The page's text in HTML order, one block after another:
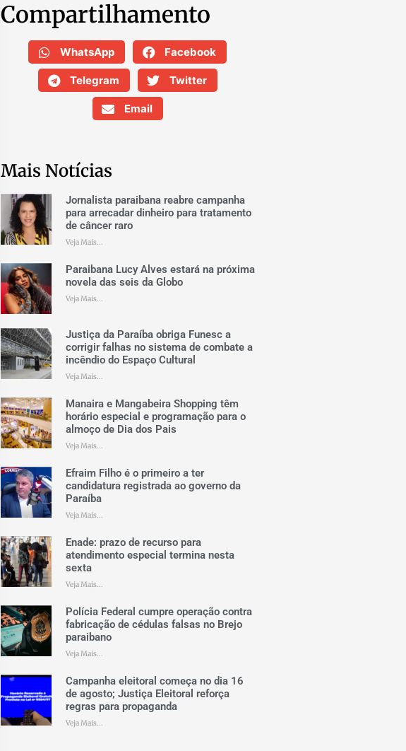
Compartilhamento
WhatsApp Facebook
Telegram Twitter
Email
Mais Notícias
Jornalista paraibana reabre campanha
para arrecadar dinheiro para tratamento
de câncer raro
Veja Mais...
Paraibana Lucy Alves estará na próxima
novela das seis da Globo
Veja Mais...
Justiça da Paraíba obriga Funesc a
corrigir falhas no sistema de combate a
incêndio do Espaço Cultural
Veja Mais...
Manaira e Mangabeira Shopping têm
horário especial e programação para o
almoço de Dia dos Pais
Veja Mais...
Efraim Filho é o primeiro a ter
candidatura registrada ao governo da
Paraíba
Veja Mais...
Enade: prazo de recurso para
atendimento especial termina nesta
sexta
Veja Mais...
Polícia Federal cumpre operação contra
fabricação de cédulas falsas no Brejo
paraibano
Veja Mais...
Campanha eleitoral começa no dia 16
de agosto; Justiça Eleitoral reforça
regras para propaganda
Veja Mais...